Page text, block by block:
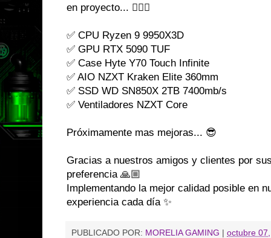
en proyecto... 👌🏼😌
✅ CPU Ryzen 9 9950X3D
✅ GPU RTX 5090 TUF
✅ Case Hyte Y70 Touch Infinite
✅ AIO NZXT Kraken Elite 360mm
✅ SSD WD SN850X 2TB 7400mb/s
✅ Ventiladores NZXT Core
Próximamente mas mejoras... 😎
Gracias a nuestros amigos y clientes por
preferencia 🙏🏼
Implementando la mejor calidad posible en
experiencia cada día ✨
PUBLICADO POR: MORELIA GAMING | octubre